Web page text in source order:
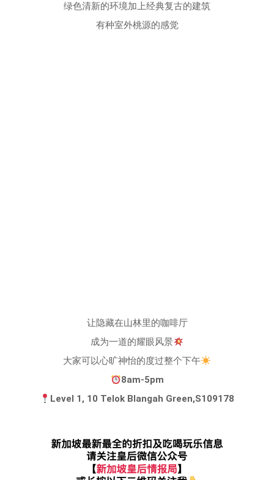
绿色清新的环境加上经典复古的建筑
有种室外桃源的感觉
让隐藏在山林里的咖啡厅
成为一道的耀眼风景
大家可以心旷神怡的度过整个下午
8am-5pm
Level 1, 10 Telok Blangah Green,S109178